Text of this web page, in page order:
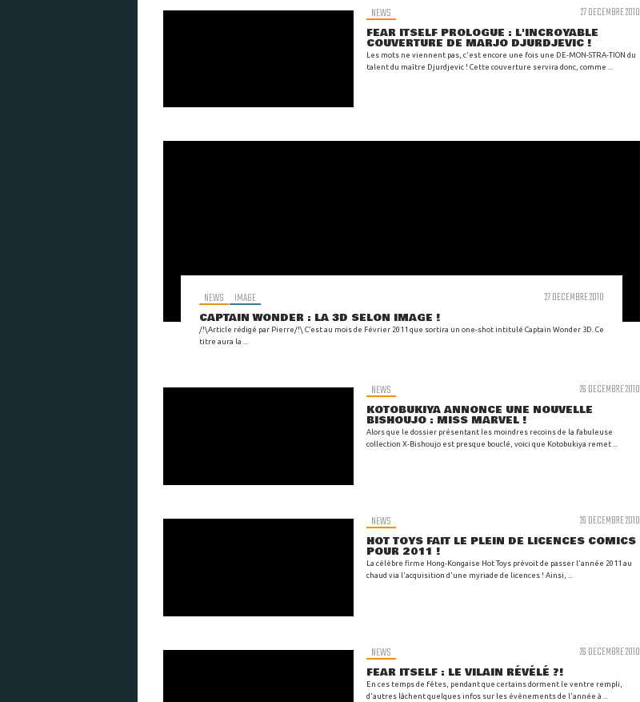
NEWS 27 DECEMBRE 2010
FEAR ITSELF PROLOGUE : L'INCROYABLE
COUVERTURE DE MARJO DJURDJEVIC !
Les mots ne viennent pas, c'est encore une fois une DE-MON-STRA-TION du
talent du maître Djurdjevic ! Cette couverture servira donc, comme ...
NEWS IMAGE 27 DECEMBRE 2010
CAPTAIN WONDER : LA 3D SELON IMAGE !
/!\Article rédigé par Pierre/!\ C’est au mois de Février 2011 que sortira un one-shot intitulé Captain Wonder 3D. Ce
titre aura la ...
NEWS 26 DECEMBRE 2010
KOTOBUKIYA ANNONCE UNE NOUVELLE
BISHOUJO : MISS MARVEL !
Alors que le dossier présentant les moindres recoins de la fabuleuse
collection X-Bishoujo est presque bouclé, voici que Kotobukiya remet ...
NEWS 26 DECEMBRE 2010
HOT TOYS FAIT LE PLEIN DE LICENCES COMICS
POUR 2011 !
La célèbre firme Hong-Kongaise Hot Toys prévoit de passer l'année 2011 au
chaud via l'acquisition d'une myriade de licences ! Ainsi, ...
NEWS 26 DECEMBRE 2010
FEAR ITSELF : LE VILAIN RÉVÉLÉ ?!
En ces temps de fêtes, pendant que certains dorment le ventre rempli,
d'autres lâchent quelques infos sur les évènements de l'année à ...